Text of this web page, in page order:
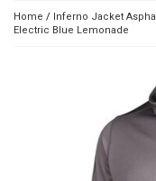
Home / Inferno Jacket
Electric Blue Lemonade